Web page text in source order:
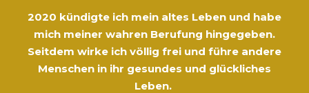
2020 kündigte ich mein altes Leben und habe
mich meiner wahren Berufung hingegeben.
Seitdem wirke ich völlig frei und führe andere
Menschen in ihr gesundes und glückliches
Leben.